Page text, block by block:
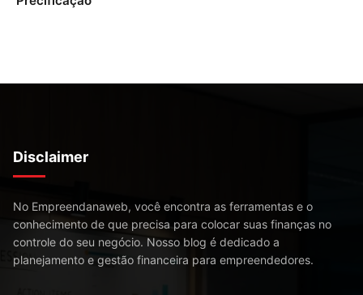
Disclaimer
No Empreendanaweb, você encontra as ferramentas e o
conhecimento de que precisa para colocar suas finanças no
controle do seu negócio. Nosso blog é dedicado a
planejamento e gestão financeira para empreendedores.